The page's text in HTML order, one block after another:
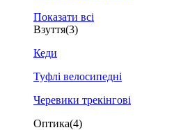
Показати всі
Взуття(3)
Кеди
Туфлі велосипедні
Черевики трекінгові
Оптика(4)